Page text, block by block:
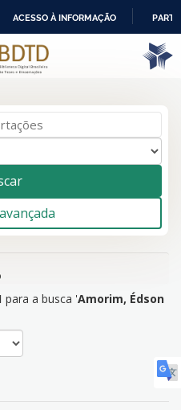
IR
PARA
ACESSO À INFORMAÇÃO
para a busca '
Amorim, Édson
para a busca 'Amorim, Édson